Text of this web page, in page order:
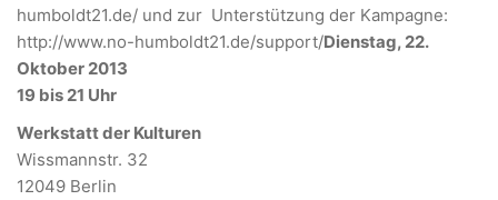
humboldt21.de/ und zur Unterstützung der Kampagne:
http://www.no-humboldt21.de/support/Dienstag, 22.
Oktober 2013
19 bis 21 Uhr
Werkstatt der Kulturen
Wissmannstr. 32
12049 Berlin